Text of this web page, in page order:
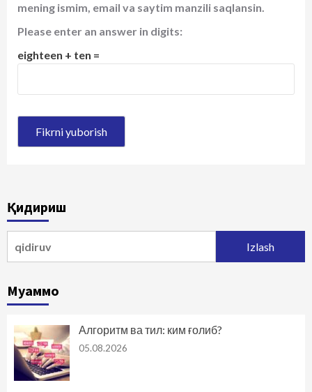
mening ismim, email va saytim manzili saqlansin.
Please enter an answer in digits:
eighteen + ten =
Қидириш
Муаммо
Алгоритм ва тил: ким ғолиб?
05.08.2026